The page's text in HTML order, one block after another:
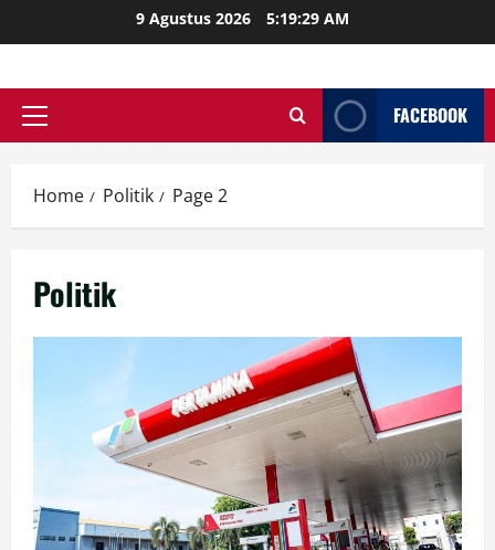
to
9 Agustus 2026 5:19:30 AM
Primary
FACEBOOK
Home Politik Page 2
Politik